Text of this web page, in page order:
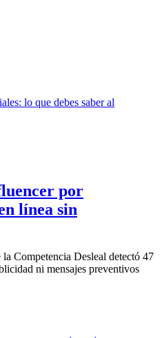
por
línea sin
Competencia Desleal detectó 47
ni mensajes preventivos